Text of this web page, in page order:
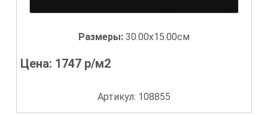
Размеры: 30.00x15.00см
Цена: 1747 р/м2
Артикул: 108855